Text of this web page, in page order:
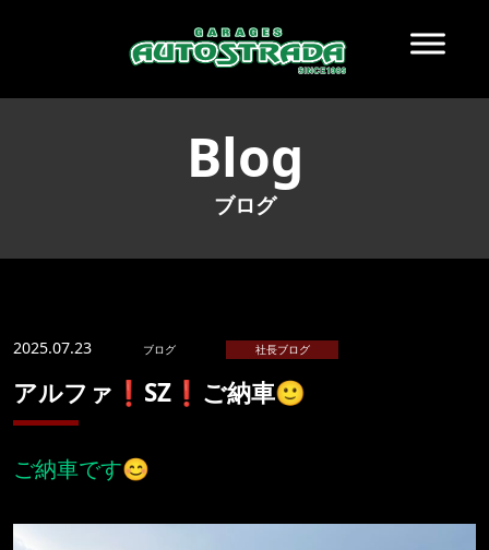
Blog
ブログ
2025.07.23 ブログ 社長ブログ
アルファ❗️SZ❗️ご納車🙂
ご納車です😊